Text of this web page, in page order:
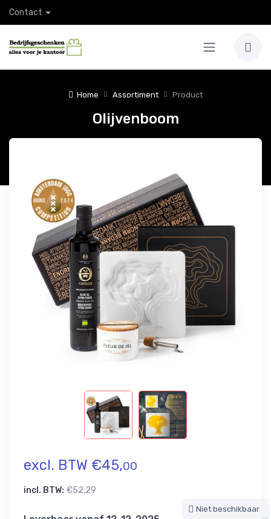
Contact
Home Assortiment Product
Olijvenboom
excl. BTW €45,00
incl. BTW: €52,29
Niet beschikbaar